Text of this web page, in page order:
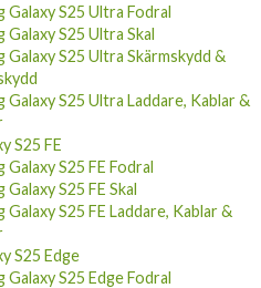
Galaxy S25 Ultra Fodral
Galaxy S25 Ultra Skal
Galaxy S25 Ultra Skärmskydd &
Galaxy S25 Ultra Laddare, Kablar &
S25 FE
Galaxy S25 FE Fodral
Galaxy S25 FE Skal
Galaxy S25 FE Laddare, Kablar &
S25 Edge
Galaxy S25 Edge Fodral